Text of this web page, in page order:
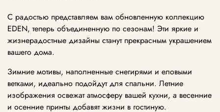
С радостью представляем вам обновленную коллекцию
EDEN, теперь объединенную по сезонам! Эти яркие и
жизнерадостные дизайны станут прекрасным украшением
вашего дома.
Зимние мотивы, наполненные снегирями и еловыми
ветками, идеально подойдут для спальни. Летние
изображения освежат атмосферу вашей кухни, а весенние
и осенние принты добавят жизни в гостиную.